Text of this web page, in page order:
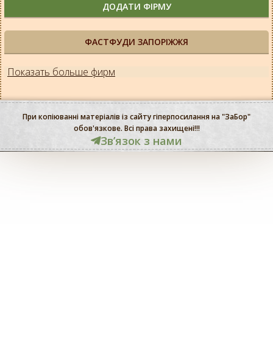
ФАСТФУДИ ЗАПОРІЖЖЯ
Показать больше фирм
ДОДАТИ ФІРМУ
При копіюванні матеріалів із сайту гіперпосилання на "ЗаБор"
обов'язкове. Всі права захищені!!!
Звʼязок з нами